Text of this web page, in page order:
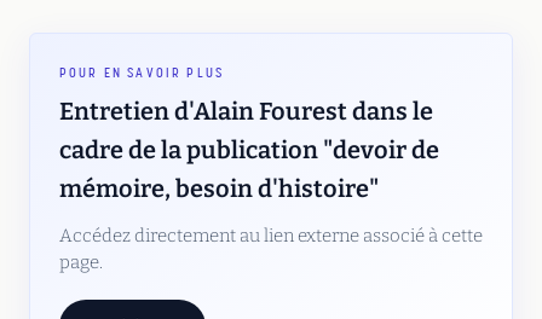
POUR EN SAVOIR PLUS
Entretien d'Alain Fourest dans le
cadre de la publication "devoir de
mémoire, besoin d'histoire"
Accédez directement au lien externe associé à cette
page.